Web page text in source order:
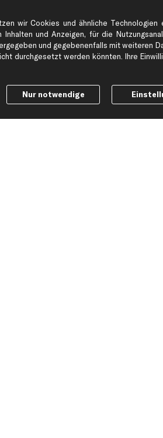
Top Produkte
Bremssattel
Top
Ford
wir Cookies und ähnliche Technologien
und Anzeigen, für die
und gegebenenfalls mit weiteren
durchgesetzt werden könnten. Ihre
Nur notwendige